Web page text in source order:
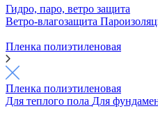
Гидро, паро, ветро защита
Ветро-влагозащита
Пленка полиэтиленовая
Пленка полиэтиленовая
Для теплого пола Для